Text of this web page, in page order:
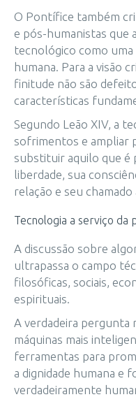
O Pontífice também
e pós-humanistas que
tecnológico como
humana. Para a visão
finitude não são
características
Segundo Leão XIV, a
sofrimentos e ampliar
substituir aquilo que é
liberdade, sua
relação e seu chamado
Tecnologia a serviço da
A discussão sobre
ultrapassa o campo
filosóficas, sociais,
espirituais.
A verdadeira pergunta
máquinas mais
ferramentas para
a dignidade humana e
verdadeiramente